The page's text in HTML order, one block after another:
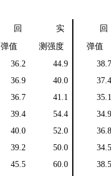
回
弹值
实
测强度
回
弹值
36.2 44.9
38.7
36.9 40.0
37.4
36.7 41.1
35.1
39.4 54.4
34.9
40.0 52.0
36.8
39.2 50.0
34.5
45.5 60.0
38.5